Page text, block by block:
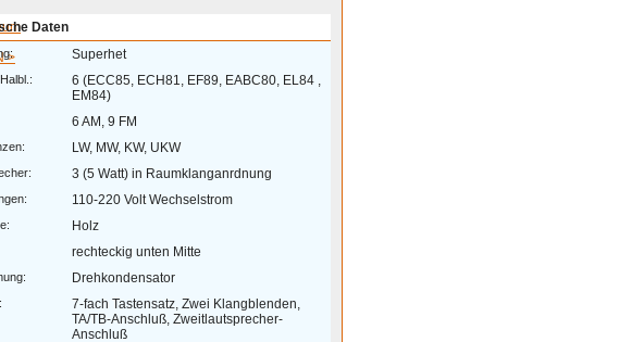
>
Daten
Superhet
6 (ECC85, ECH81, EF89, EABC80, EL84 ,
EM84)
6 AM, 9 FM
LW, MW, KW, UKW
3 (5 Watt) in Raumklanganrdnung
110-220 Volt Wechselstrom
Holz
rechteckig unten Mitte
Drehkondensator
7-fach Tastensatz, Zwei Klangblenden,
TA/TB-Anschluß, Zweitlautsprecher-
Anschluß